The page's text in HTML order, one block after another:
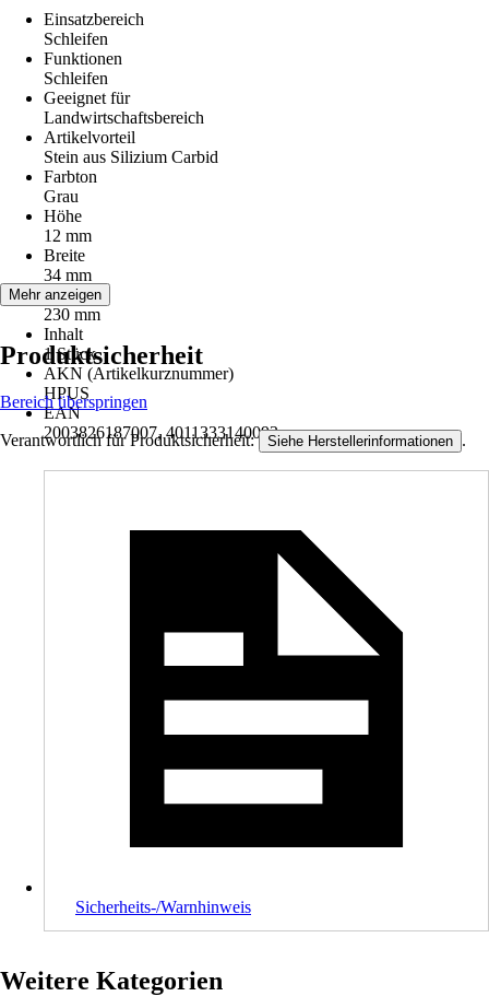
Einsatzbereich
Schleifen
Funktionen
Schleifen
Geeignet für
Landwirtschaftsbereich
Artikelvorteil
Stein aus Silizium Carbid
Farbton
Grau
Höhe
12 mm
Breite
34 mm
Länge
230 mm
Inhalt
1 Stück
AKN (Artikelkurznummer)
HPUS
EAN
2003826187007, 4011333140093
Mehr anzeigen
Produktsicherheit
Bereich überspringen
Verantwortlich für Produktsicherheit: Siehe Herstellerinformationen .
Sicherheits-/Warnhinweis
Weitere Kategorien